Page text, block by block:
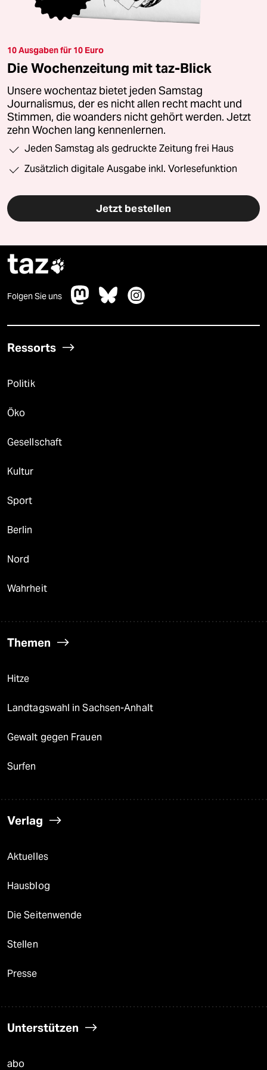
10 Ausgaben für 10 Euro
Die Wochenzeitung mit taz-Blick
Unsere wochentaz bietet jeden Samstag
Journalismus, der es nicht allen recht macht und
Stimmen, die woanders nicht gehört werden. Jetzt
zehn Wochen lang kennenlernen.
Jeden Samstag als gedruckte Zeitung frei Haus
Zusätzlich digitale Ausgabe inkl. Vorlesefunktion
Jetzt bestellen
taz
Folgen Sie uns
Ressorts
Politik
Öko
Gesellschaft
Kultur
Sport
Berlin
Nord
Wahrheit
Themen
Hitze
Landtagswahl in Sachsen-Anhalt
Gewalt gegen Frauen
Surfen
Verlag
Aktuelles
Hausblog
Die Seitenwende
Stellen
Presse
Unterstützen
abo